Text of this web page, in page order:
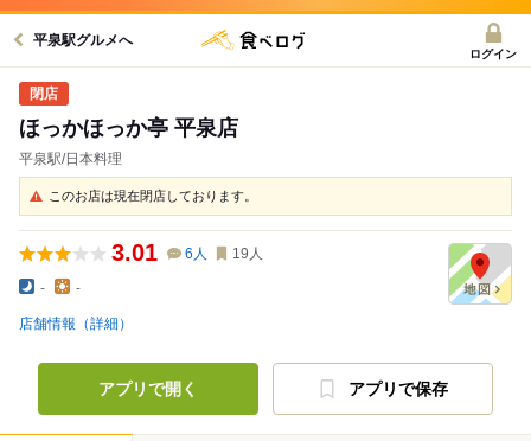
平泉駅グルメへ
ログイン
ほっかほっか亭 平泉店
平泉駅/日本料理
このお店は現在閉店しております。
3.01 6 人 19 人
- -
店舗情報（詳細）
アプリで開く アプリで保存